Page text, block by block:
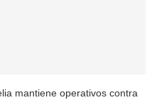
mantiene operativos contra